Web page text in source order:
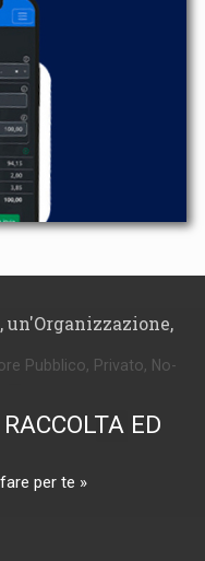
Pubblico, Privato, No-
ED
per te »